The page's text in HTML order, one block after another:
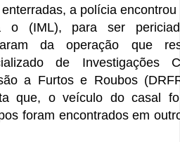
a polícia
o (IML), para ser
da operação que
de Investigações
a Furtos e Roubos
que, o veículo do casal
foram encontrados em